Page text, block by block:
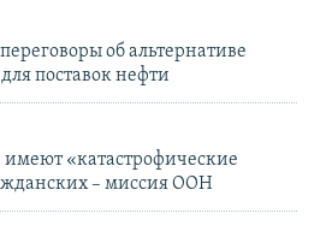
об альтернативе
поставок нефти
«катастрофические
– миссия ООН